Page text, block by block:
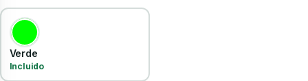
Verde
Incluido